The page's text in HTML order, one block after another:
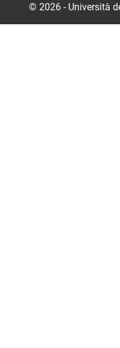
© 2026 - Università